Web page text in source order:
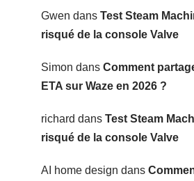
Gwen dans Test Steam
risqué de la console Valve
Simon dans Comment
ETA sur Waze en 2026 ?
richard dans Test Steam
risqué de la console Valve
AI home design dans